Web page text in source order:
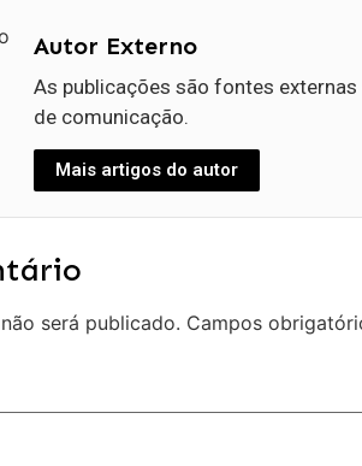
Autor Externo
As publicações são fontes
de comunicação.
Mais artigos do autor
será publicado. Campos